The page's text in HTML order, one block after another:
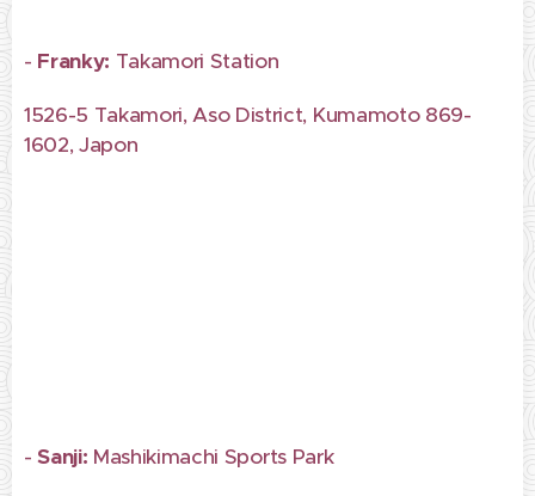
- Franky: Takamori Station
1526-5 Takamori, Aso District, Kumamoto 869-
1602, Japon
-Sanji: Mashikimachi Sports Park